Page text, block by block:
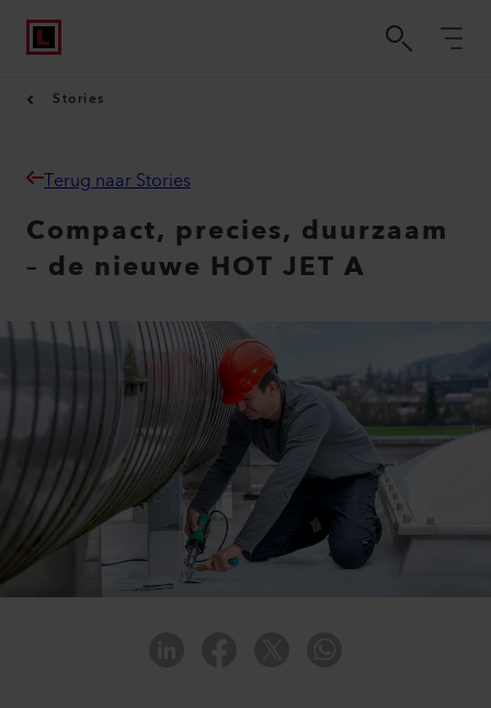
Stories
Terug naar Stories
Compact, precies, duurzaam
– de nieuwe HOT JET A